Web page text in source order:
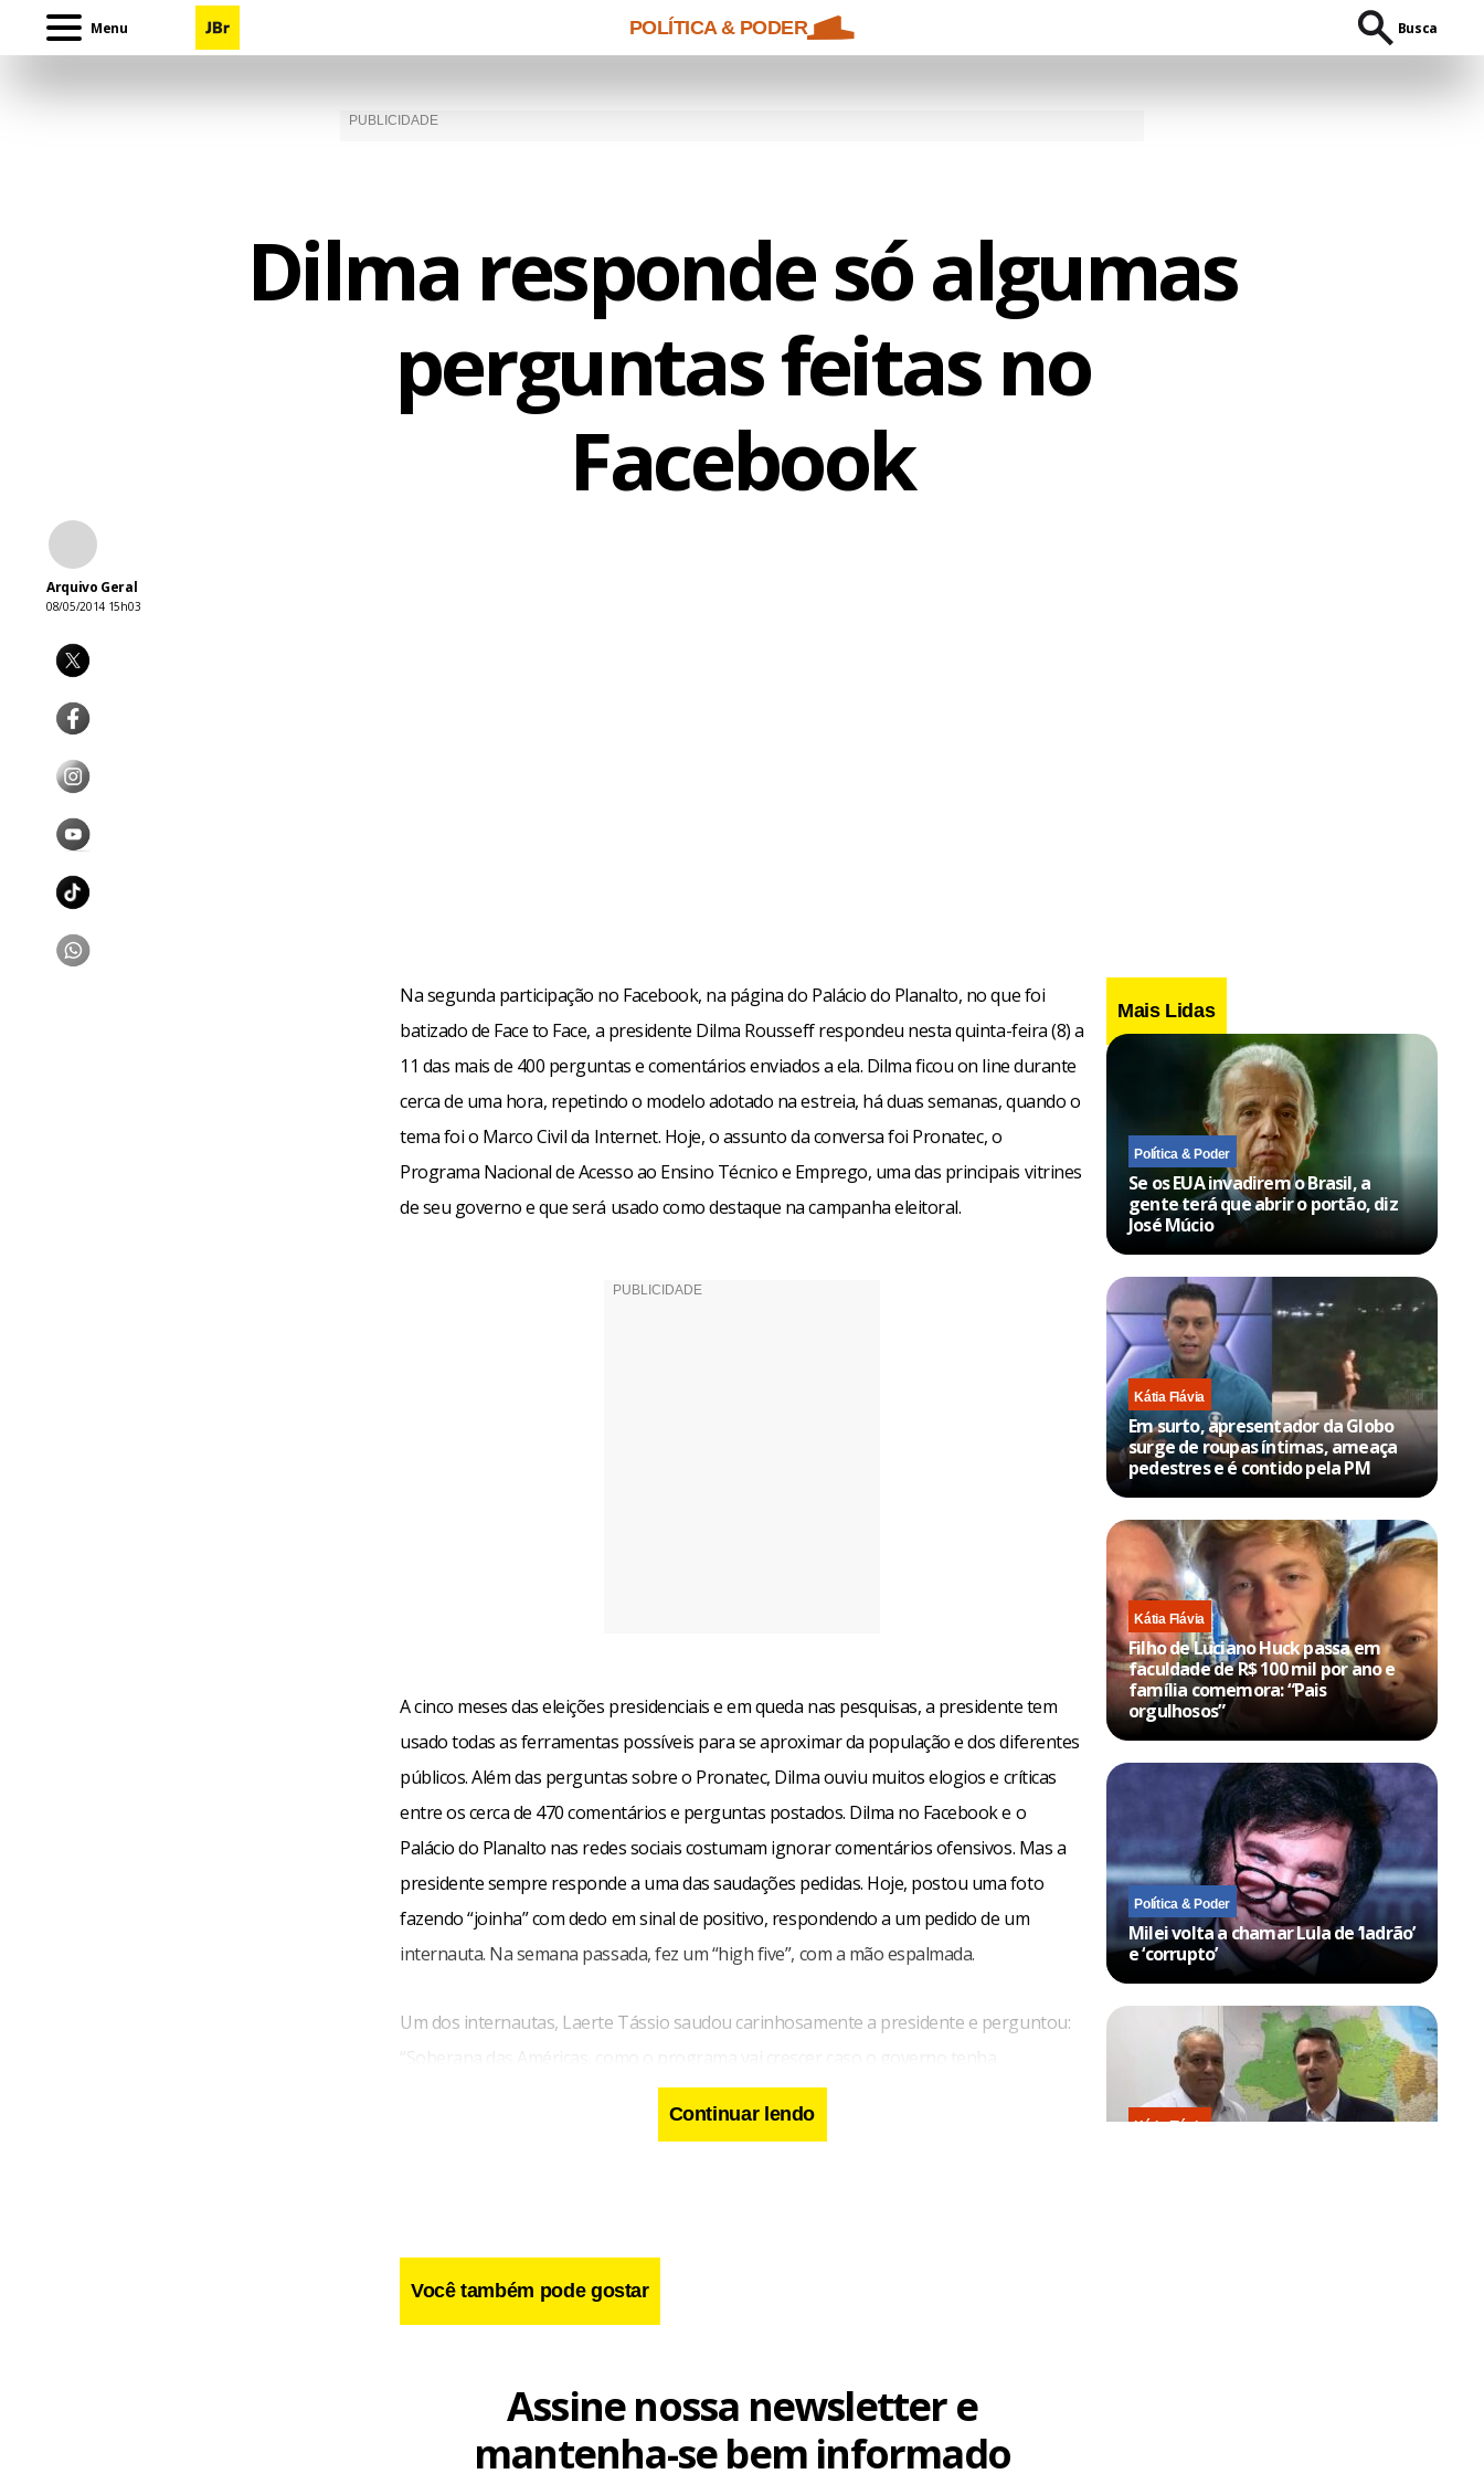
Menu POLÍTICA & PODER Busca
Dilma responde só algumas
perguntas feitas no
Facebook
Arquivo Geral
08/05/2014 15h03
Na segunda participação no Facebook, na página do Palácio do Planalto, no que foi
batizado de Face to Face, a presidente Dilma Rousseff respondeu nesta quinta-feira (8) a
11 das mais de 400 perguntas e comentários enviados a ela. Dilma ficou on line durante
cerca de uma hora, repetindo o modelo adotado na estreia, há duas semanas, quando o
tema foi o Marco Civil da Internet. Hoje, o assunto da conversa foi Pronatec, o
Programa Nacional de Acesso ao Ensino Técnico e Emprego, uma das principais vitrines
de seu governo e que será usado como destaque na campanha eleitoral.
A cinco meses das eleições presidenciais e em queda nas pesquisas, a presidente tem
usado todas as ferramentas possíveis para se aproximar da população e dos diferentes
públicos. Além das perguntas sobre o Pronatec, Dilma ouviu muitos elogios e críticas
entre os cerca de 470 comentários e perguntas postados. Dilma no Facebook e o
Palácio do Planalto nas redes sociais costumam ignorar comentários ofensivos. Mas a
presidente sempre responde a uma das saudações pedidas. Hoje, postou uma foto
fazendo “joinha” com dedo em sinal de positivo, respondendo a um pedido de um
internauta. Na semana passada, fez um “high five”, com a mão espalmada.
Um dos internautas, Laerte Tássio saudou carinhosamente a presidente e perguntou:
“Soberana das Américas, como o programa vai crescer caso o governo tenha
continuidade nos próximos quatro anos?”. Na mesma linha, Solange Brito, por sua vez,
escreveu: “Dilma rainha e Michele Obama princesinha.#mais quatro anos”. Já, Vagner
Continuar lendo
Você também pode gostar
Mais Lidas
Política & Poder
Se os EUA invadirem o Brasil, a
gente terá que abrir o portão, diz
José Múcio
Kátia Flávia
Em surto, apresentador da Globo
surge de roupas íntimas, ameaça
pedestres e é contido pela PM
Kátia Flávia
Filho de Luciano Huck passa em
faculdade de R$ 100 mil por ano e
família comemora: “Pais
orgulhosos”
Política & Poder
Milei volta a chamar Lula de ‘ladrão’
e ‘corrupto’
Kátia Flávia
Assine nossa newsletter e
mantenha-se bem informado